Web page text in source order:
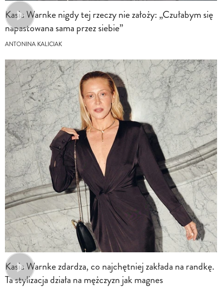
Kasia Warnke nigdy tej rzeczy nie założy: „Czułabym się
napastowana sama przez siebie”
ANTONINA KALICIAK
Kasia Warnke zdardza, co najchętniej zakłada na randkę.
Ta stylizacja działa na mężczyzn jak magnes